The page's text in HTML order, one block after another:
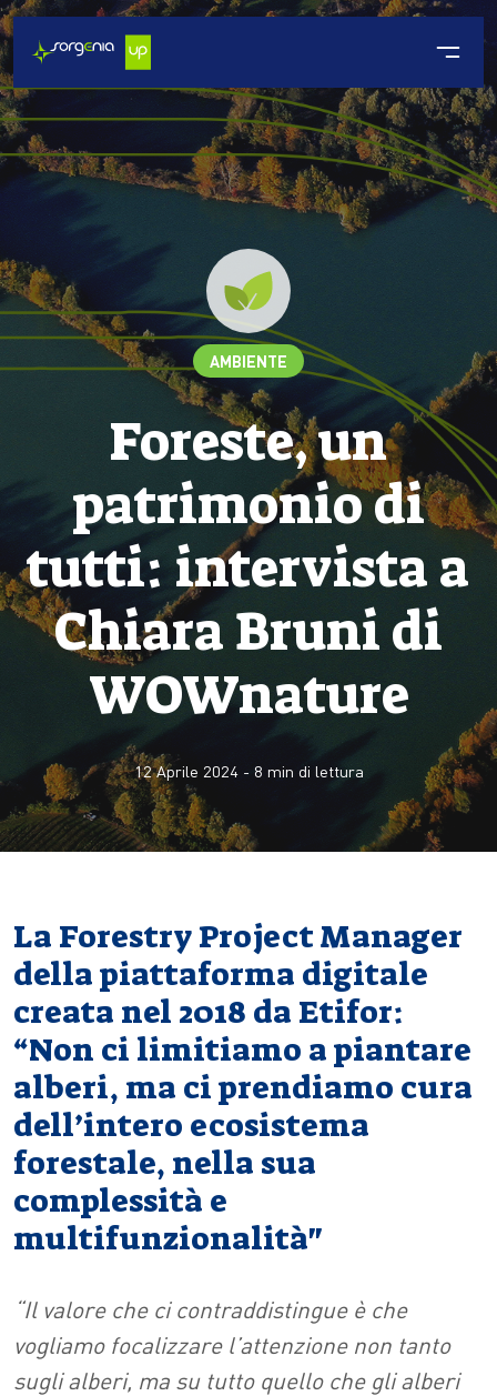
AMBIENTE
Foreste, un
patrimonio di
tutti: intervista a
Chiara Bruni di
WOWnature
12 Aprile 2024- 8 min di lettura
La Forestry Project Manager
della piattaforma digitale
creata nel 2018 da Etifor:
“Non ci limitiamo a piantare
alberi, ma ci prendiamo cura
dell’intero ecosistema
forestale, nella sua
complessità e
multifunzionalità"
“Il valore che ci contraddistingue è che
vogliamo focalizzare l’attenzione non tanto
sugli alberi, ma su tutto quello che gli alberi